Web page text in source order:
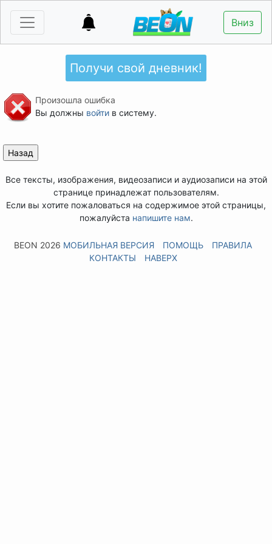
Вниз
Получи свой дневник!
Произошла ошибка
Вы должны войтив систему.
Все тексты, изображения, видеозаписи и аудиозаписи на этой
странице принадлежат пользователям.
Если вы хотите пожаловаться на содержимое этой страницы,
пожалуйста напишите нам.
BEON 2026 МОБИЛЬНАЯ ВЕРСИЯ ПОМОЩЬ
ПРАВИЛА
КОНТАКТЫ
НАВЕРХ